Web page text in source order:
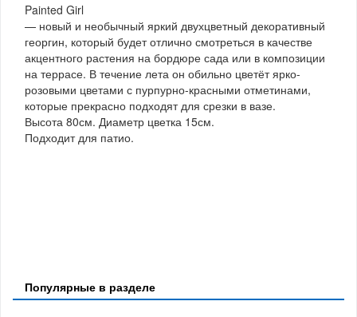
Painted Girl
— новый и необычный яркий двухцветный декоративный
георгин, который будет отлично смотреться в качестве
акцентного растения на бордюре сада или в композиции
на террасе. В течение лета он обильно цветёт ярко-
розовыми цветами с пурпурно-красными отметинами,
которые прекрасно подходят для срезки в вазе.
Высота 80см. Диаметр цветка 15см.
Подходит для патио.
Популярные в разделе